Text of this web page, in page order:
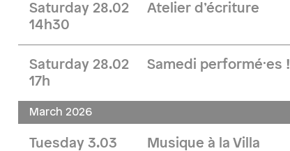
Saturday 28.02
14h30
Atelier d’écriture
Saturday 28.02
17h
Samedi performé·es !
March 2026
Tuesday 3.03
Musique à la Villa